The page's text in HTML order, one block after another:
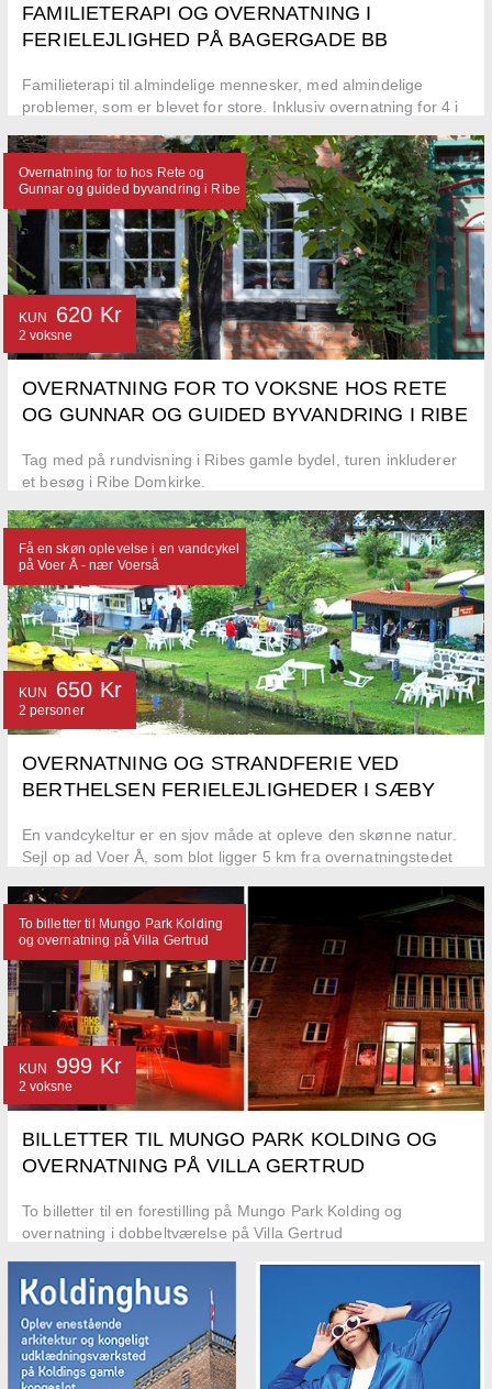
FAMILIETERAPI OG OVERNATNING I
FERIELEJLIGHED PÅ BAGERGADE BB
Familieterapi til almindelige mennesker, med almindelige
problemer, som er blevet for store. Inklusiv overnatning for 4 i
OVERNATNING FOR TO VOKSNE HOS RETE
OG GUNNAR OG GUIDED BYVANDRING I RIBE
Tag med på rundvisning i Ribes gamle bydel, turen inkluderer
et besøg i Ribe Domkirke.
Overnatning for to hos Rete og
Gunnar og guided byvandring i Ribe
KUN 620 Kr
2 voksne
OVERNATNING OG STRANDFERIE VED
BERTHELSEN FERIELEJLIGHEDER I SÆBY
En vandcykeltur er en sjov måde at opleve den skønne natur.
Sejl op ad Voer Å, som blot ligger 5 km fra overnatningstedet
Få en skøn oplevelse i en vandcykel
på Voer Å - nær Voerså
KUN 650 Kr
2 personer
BILLETTER TIL MUNGO PARK KOLDING OG
OVERNATNING PÅ VILLA GERTRUD
To billetter til en forestilling på Mungo Park Kolding og
overnatning i dobbeltværelse på Villa Gertrud
To billetter til Mungo Park Kolding
og overnatning på Villa Gertrud
KUN 999 Kr
2 voksne